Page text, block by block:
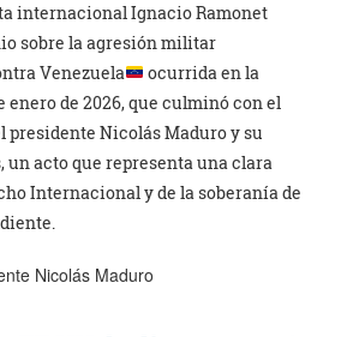
internacional Ignacio Ramonet
sobre la agresión militar
Venezuela
ocurrida en la
enero de 2026, que culminó con el
presidente Nicolás Maduro y su
un acto que representa una clara
Internacional y de la soberanía de
Nicolás Maduro